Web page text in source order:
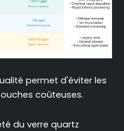
permet d'éviter les
coûteuses.
du verre quartz